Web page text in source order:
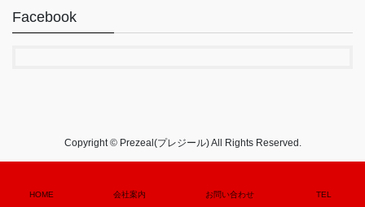
Facebook
Copyright © Prezeal(プレジール) All Rights Reserved.
HOME 会社案内 お問い合わせ TEL